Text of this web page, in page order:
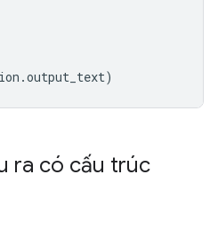
.output_text)
ra có cấu trúc